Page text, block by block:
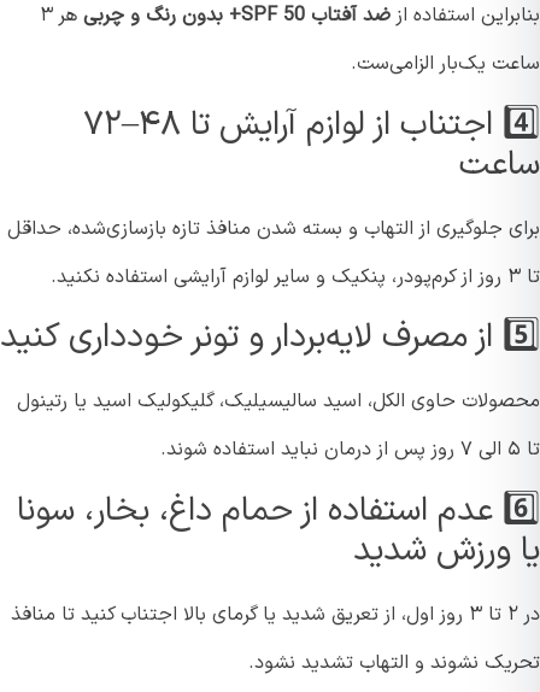
استفاده ازضد آفتاب SPF 50+ بدون رنگ و چربی
هر ۳
یک‌بار الزامی‌ست.
4️⃣ اجتناب از لوازم آرایش تا ۴۸–۷۲
جلوگیری از التهاب و بسته شدن منافذ تازه بازسازی‌شده، حداقل
کنید
حاوی الکل، اسید سالیسیلیک، گلیکولیک اسید یا رتینول
6️⃣ عدم استفاده از حمام داغ، بخار، سونا
ورزش شدید
در ۲ تا ۳ روز اول، از تعریق شدید یا گرمای بالا اجتناب کنید تا منافذ
نشوند و التهاب تشدید نشود.